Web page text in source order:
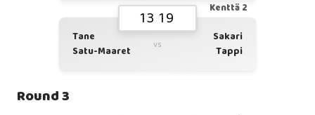
Kenttä 2
13 19
Tane
Satu-Maaret
vs
Sakari
Tappi
Round 3